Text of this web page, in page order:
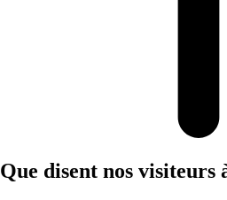
Que disent nos visiteurs